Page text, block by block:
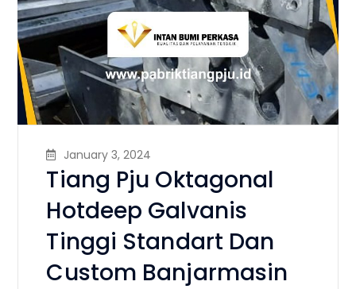
January 3, 2024
Tiang Pju Oktagonal
Hotdeep Galvanis
Tinggi Standart Dan
Custom Banjarmasin